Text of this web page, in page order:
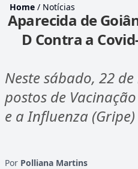
Home / Notícias
Aparecida de
D Contra a
Neste sábado, 22
postos de
e a Influenza
Por Polliana Martins